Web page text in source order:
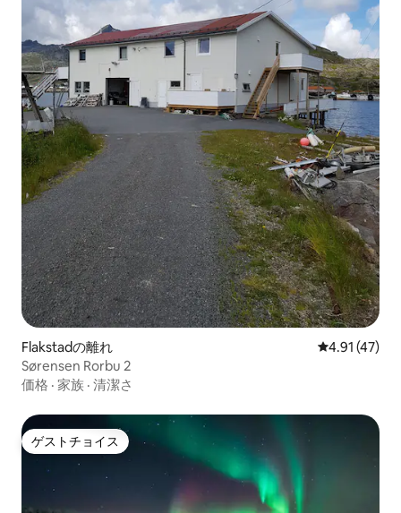
Flakstadの離れ レビュー47
4.91 (47)
Sørensen Rorbu 2
価格 · 家族 · 清潔さ
ゲストチョイス
ゲストチョイス